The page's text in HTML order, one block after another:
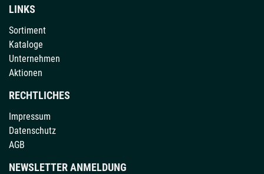
LINKS
Sortiment
Kataloge
Unternehmen
Aktionen
RECHTLICHES
Impressum
Datenschutz
AGB
NEWSLETTER ANMELDUNG